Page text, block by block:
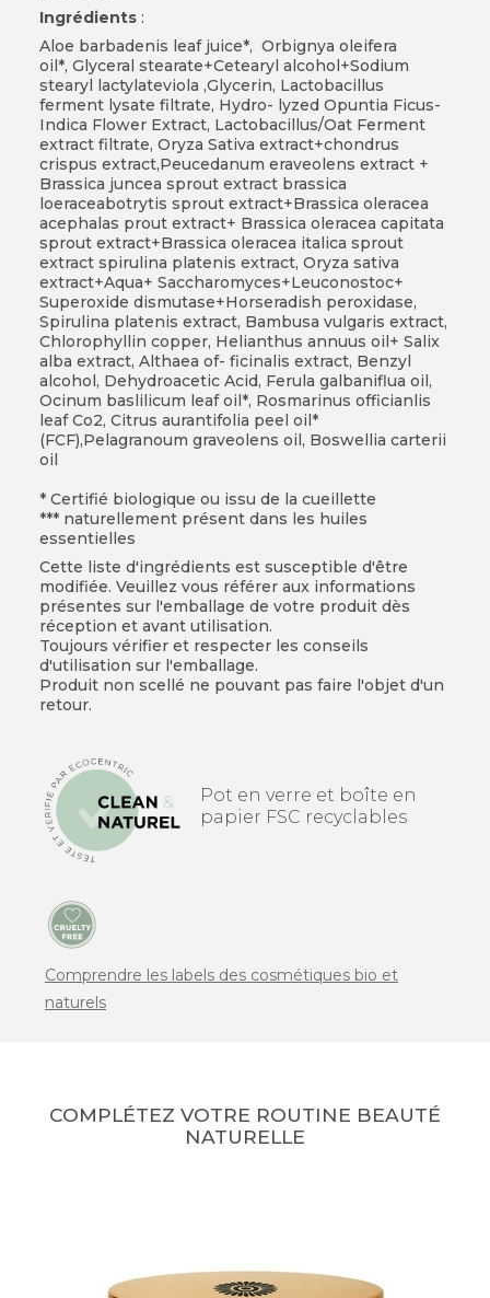
Ingrédients:
Aloe barbadenis leaf juice*, Orbignya oleifera
oil*, Glyceral stearate+Cetearyl alcohol+Sodium
stearyl lactylateviola ,Glycerin, Lactobacillus
ferment lysate filtrate, Hydro- lyzed Opuntia Ficus-
Indica Flower Extract, Lactobacillus/Oat Ferment
extract filtrate, Oryza Sativa extract+chondrus
crispus extract,Peucedanum eraveolens extract +
Brassica juncea sprout extract brassica
loeraceabotrytis sprout extract+Brassica oleracea
acephalas prout extract+ Brassica oleracea capitata
sprout extract+Brassica oleracea italica sprout
extract spirulina platenis extract, Oryza sativa
extract+Aqua+ Saccharomyces+Leuconostoc+
Superoxide dismutase+Horseradish peroxidase,
Spirulina platenis extract, Bambusa vulgaris extract,
Chlorophyllin copper, Helianthus annuus oil+ Salix
alba extract, Althaea of- ficinalis extract, Benzyl
alcohol, Dehydroacetic Acid, Ferula galbaniflua oil,
Ocinum baslilicum leaf oil*, Rosmarinus officianlis
leaf Co2, Citrus aurantifolia peel oil*
(FCF),Pelagranoum graveolens oil, Boswellia carterii
oil
* Certifié biologique ou issu de la cueillette
*** naturellement présent dans les huiles
essentielles
Cette liste d'ingrédients est susceptible d'être
modifiée. Veuillez vous référer aux informations
présentes sur l'emballage de votre produit dès
réception et avant utilisation.
Toujours vérifier et respecter les conseils
d'utilisation sur l'emballage.
Produit non scellé ne pouvant pas faire l'objet d'un
retour.
Pot en verre et boîte en
papier FSC recyclables
Comprendre les labels des cosmétiques bio et
naturels
COMPLÉTEZ VOTRE ROUTINE BEAUTÉ
NATURELLE